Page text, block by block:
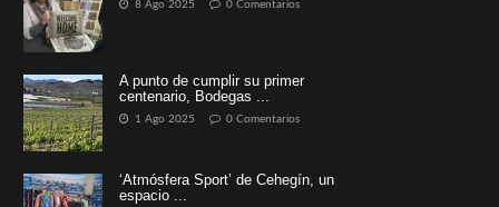
8 Ago 2025 0 Comentarios
A punto de cumplir su primer
centenario, Bodegas ...
1 Ago 2025 0 Comentarios
‘Atmósfera Sport’ de Cehegín, un
espacio ...